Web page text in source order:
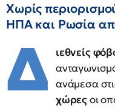
Χωρίς
ΗΠΑ και Ρωσία
Δ ιεθνείς
ανάμεσα
χώρεςοι